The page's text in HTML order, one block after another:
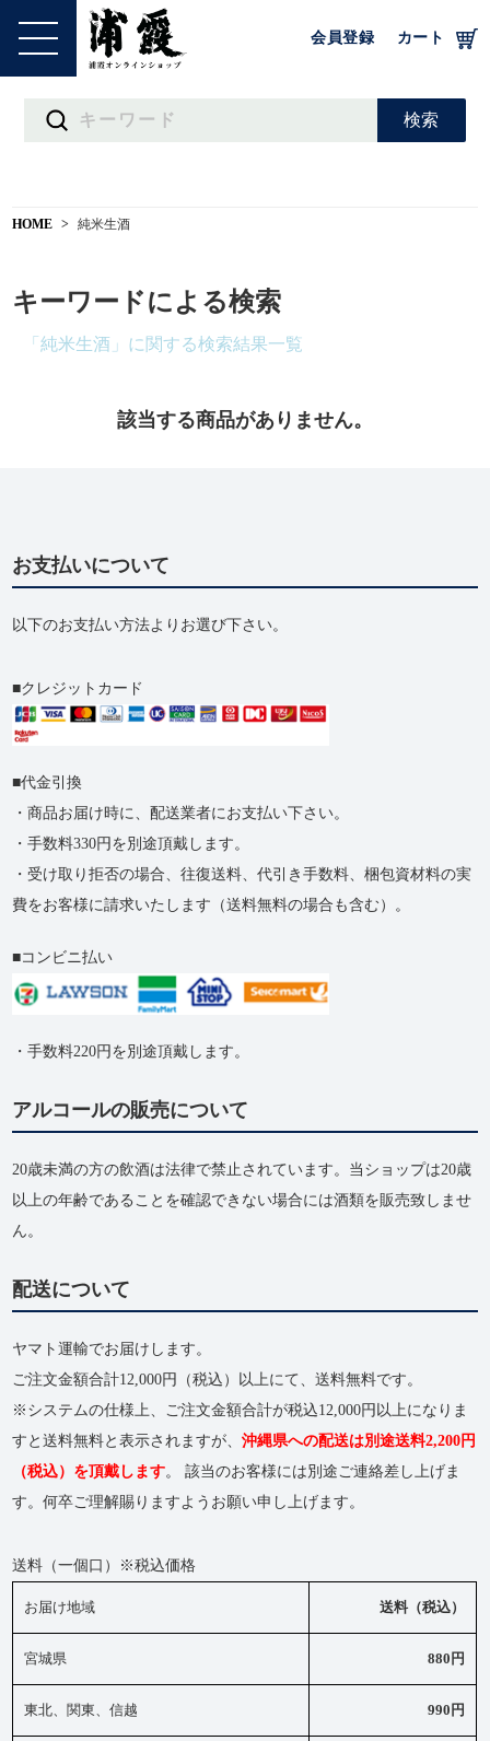
会員登録 カート
HOME 純米生酒
キーワードによる検索
「純米生酒」に関する検索結果一覧
該当する商品がありません。
お支払いについて
以下のお支払い方法よりお選び下さい。
クレジットカード
代金引換
・商品お届け時に、配送業者にお支払い下さい。
・手数料330円を別途頂戴します。
・受け取り拒否の​場合、​往復送料、​代引き手数料、​梱包資材料の​実
費を​お客様に​請求いたします​（送料無料の​場合も​含む）。
コンビニ払い
・手数料220円を別途頂戴します。
アルコールの販売について
20歳未満の方の飲酒は法律で禁止されています。当ショップは20歳
以上の年齢であることを確認できない場合には酒類を販売致しませ
ん。
配送について
ヤマト運輸でお届けします。
ご注文金額合計12,000円（税込）以上にて、送料無料です。
※システムの仕様上、ご注文金額合計が税込12,000円以上になりま
すと送料無料と表示されますが、沖縄県への配送は別途送料2,200円
（税込）を頂戴します。 該当のお客様には別途ご連絡差し上げま
す。何卒ご理解賜りますようお願い申し上げます。
送料（一個口）※税込価格
お届け地域 送料（税込）
宮城県 880円
東北、関東、信越 990円